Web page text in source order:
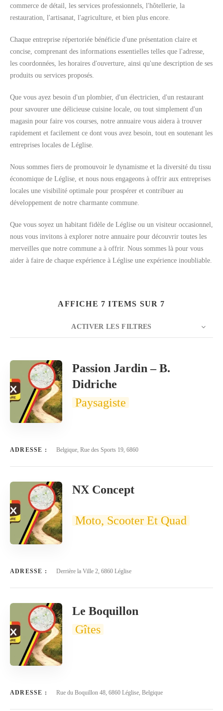
commerce de détail, les services professionnels, l'hôtellerie, la
restauration, l'artisanat, l'agriculture, et bien plus encore.
Chaque entreprise répertoriée bénéficie d'une présentation claire et
concise, comprenant des informations essentielles telles que l'adresse,
les coordonnées, les horaires d'ouverture, ainsi qu'une description de ses
produits ou services proposés.
Que vous ayez besoin d'un plombier, d'un électricien, d'un restaurant
pour savourer une délicieuse cuisine locale, ou tout simplement d'un
magasin pour faire vos courses, notre annuaire vous aidera à trouver
rapidement et facilement ce dont vous avez besoin, tout en soutenant les
entreprises locales de Léglise.
Nous sommes fiers de promouvoir le dynamisme et la diversité du tissu
économique de Léglise, et nous nous engageons à offrir aux entreprises
locales une visibilité optimale pour prospérer et contribuer au
développement de notre charmante commune.
Que vous soyez un habitant fidèle de Léglise ou un visiteur occasionnel,
nous vous invitons à explorer notre annuaire pour découvrir toutes les
merveilles que notre commune a à offrir. Nous sommes là pour vous
aider à faire de chaque expérience à Léglise une expérience inoubliable.
AFFICHE 7 ITEMS SUR 7
ACTIVER LES FILTRES
NOMBRE 20
Passion Jardin – B.
Didriche
Paysagiste
ADRESSE : Belgique, Rue des Sports 19, 6860
NX Concept
Moto, Scooter Et Quad
ADRESSE : Derrière la Ville 2, 6860 Léglise
Le Boquillon
Gîtes
ADRESSE : Rue du Boquillon 48, 6860 Léglise, Belgique